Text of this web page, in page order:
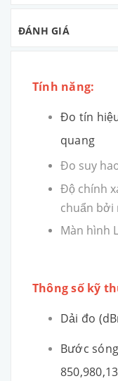
ĐÁNH GIÁ
Tính năng:
Đo tín
quang
Đo suy
Độ chính
chuẩn bởi
Màn hình
Thông số kỹ
Dải đo
Bước